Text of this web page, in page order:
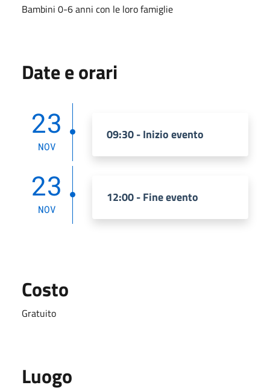
Bambini 0-6 anni con le loro famiglie
Date e orari
23
NOV
09:30 - Inizio evento
23
NOV
12:00 - Fine evento
Costo
Gratuito
Luogo